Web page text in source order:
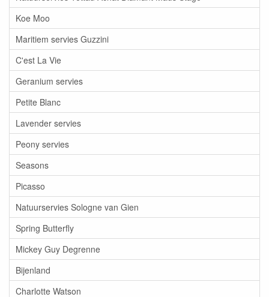
Koe Moo
Maritiem servies Guzzini
C'est La Vie
Geranium servies
Petite Blanc
Lavender servies
Peony servies
Seasons
Picasso
Natuurservies Sologne van Gien
Spring Butterfly
Mickey Guy Degrenne
Bijenland
Charlotte Watson